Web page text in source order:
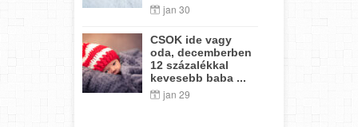
jan 30
CSOK ide vagy
oda, decemberben
12 százalékkal
kevesebb baba ...
jan 29